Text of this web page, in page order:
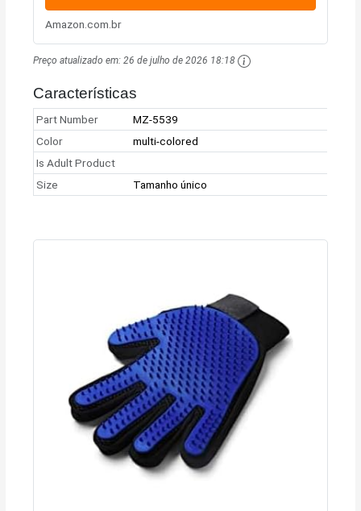
Amazon.com.br
Preço atualizado em:26 de julho de 2026 18:18
Características
Part Number
MZ-5539
Color
multi-colored
Is Adult Product
Size
Tamanho único